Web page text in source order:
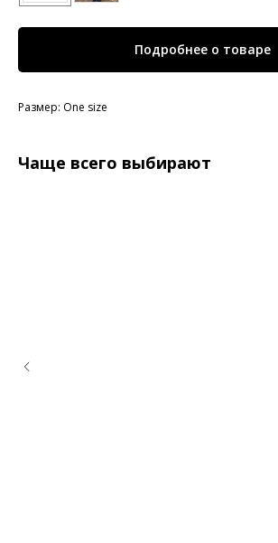
Подробнее о товаре
Размер: One size
Чаще всего выбирают